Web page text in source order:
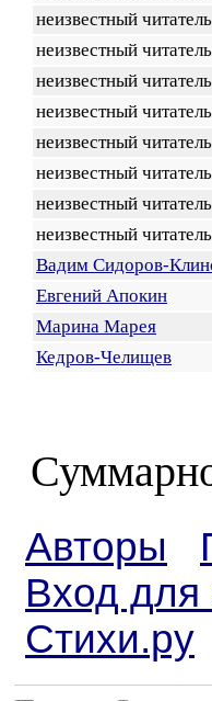
неизвестный читатель
неизвестный читатель
неизвестный читатель
неизвестный читатель
неизвестный читатель
неизвестный читатель
неизвестный читатель
неизвестный читатель
Вадим Сидоров-
Евгений Апокин
Марина Марея
Кедров-Челищев
Авторы
Вход для
Стихи.ру